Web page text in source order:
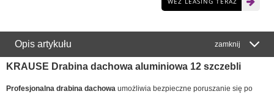
Opis artykułu zamknij
KRAUSE Drabina dachowa aluminiowa 12 szczebli
Profesjonalna drabina dachowa umożliwia bezpieczne poruszanie się po